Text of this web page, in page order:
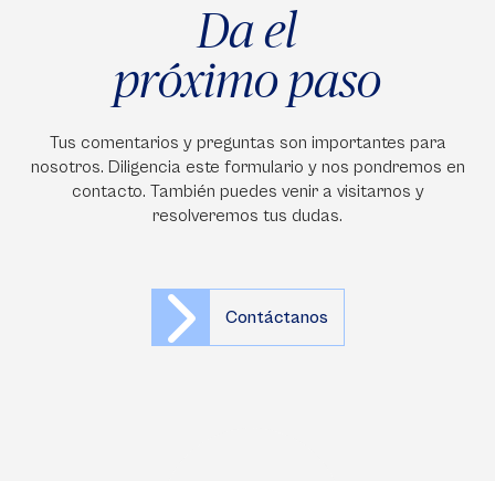
Da el
próximo paso
Tus comentarios y preguntas son importantes para
nosotros. Diligencia este formulario y nos pondremos en
contacto. También puedes venir a visitarnos y
resolveremos tus dudas.
Contáctanos